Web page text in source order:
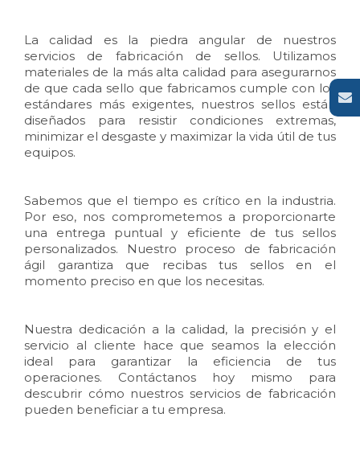
La calidad es la piedra angular de nuestros
servicios de fabricación de sellos. Utilizamos
materiales de la más alta calidad para asegurarnos
de que cada sello que fabricamos cumple con los
estándares más exigentes, nuestros sellos están
diseñados para resistir condiciones extremas,
minimizar el desgaste y maximizar la vida útil de tus
equipos.
Sabemos que el tiempo es crítico en la industria.
Por eso, nos comprometemos a proporcionarte
una entrega puntual y eficiente de tus sellos
personalizados. Nuestro proceso de fabricación
ágil garantiza que recibas tus sellos en el
momento preciso en que los necesitas.
Nuestra dedicación a la calidad, la precisión y el
servicio al cliente hace que seamos la elección
ideal para garantizar la eficiencia de tus
operaciones. Contáctanos hoy mismo para
descubrir cómo nuestros servicios de fabricación
pueden beneficiar a tu empresa.